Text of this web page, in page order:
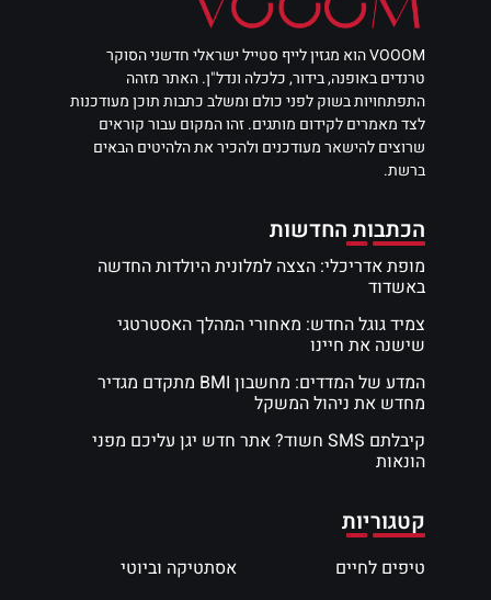
VOOOM הוא מגזין לייף סטייל ישראלי חדשני הסוקר
טרנדים באופנה, בידור, כלכלה ונדל"ן. האתר מזהה
התפתחויות בשוק לפני כולם ומשלב כתבות תוכן מעודכנות
לצד מאמרים לקידום מותגים. זהו המקום עבור קוראים
שרוצים להישאר מעודכנים ולהכיר את הלהיטים הבאים
ברשת.
הכתבות החדשות
מופת אדריכלי: הצצה למלונית היולדות החדשה
באשדוד
צמיד גוגל החדש: מאחורי המהלך האסטרטגי
שישנה את חיינו
המדע של המדדים: מחשבון BMI מתקדם מגדיר
מחדש את ניהול המשקל
קיבלתם SMS חשוד? אתר חדש יגן עליכם מפני
הונאות
קטגוריות
טיפים לחיים
אסתטיקה וביוטי